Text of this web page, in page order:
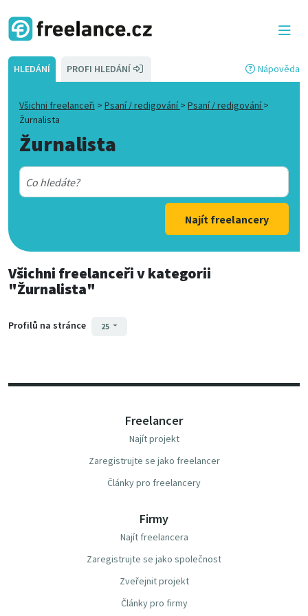
HLEDÁNÍ PROFI HLEDÁNÍ Nápověda
Všichni freelanceři > Psaní / redigování> Psaní / redigování>
Žurnalista
Žurnalista
Najít freelancery
Všichni freelanceřiv kategorii
"Žurnalista"
Profilů na stránce 25
Freelancer
Najít projekt
Zaregistrujte se jako freelancer
Články pro freelancery
Firmy
Najít freelancera
Zaregistrujte se jako společnost
Zveřejnit projekt
Články pro firmy